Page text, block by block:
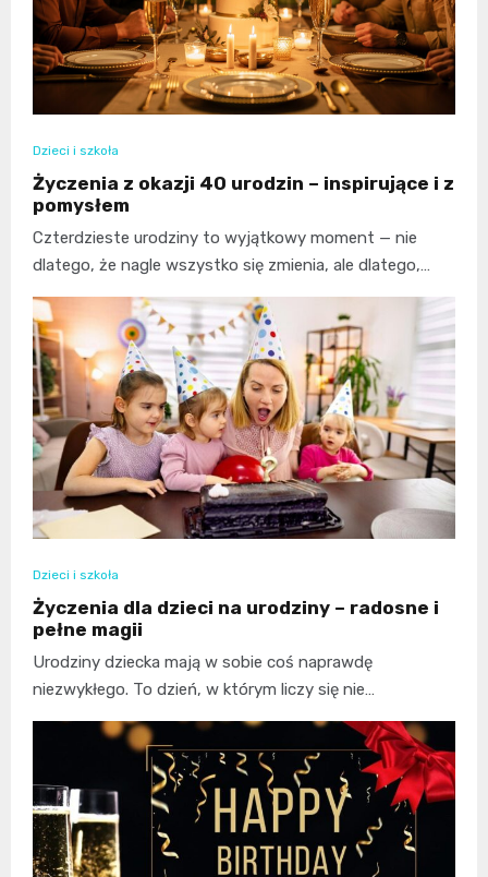
Dzieci i szkoła
Życzenia z okazji 40 urodzin – inspirujące i z
pomysłem
Czterdzieste urodziny to wyjątkowy moment — nie
dlatego, że nagle wszystko się zmienia, ale dlatego,…
Dzieci i szkoła
Życzenia dla dzieci na urodziny – radosne i
pełne magii
Urodziny dziecka mają w sobie coś naprawdę
niezwykłego. To dzień, w którym liczy się nie…